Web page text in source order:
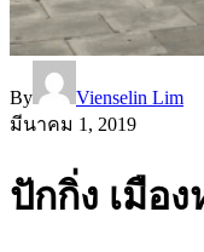
By
Vienselin Lim
มีนาคม 1, 2019
ปักกิ่ง เมือ